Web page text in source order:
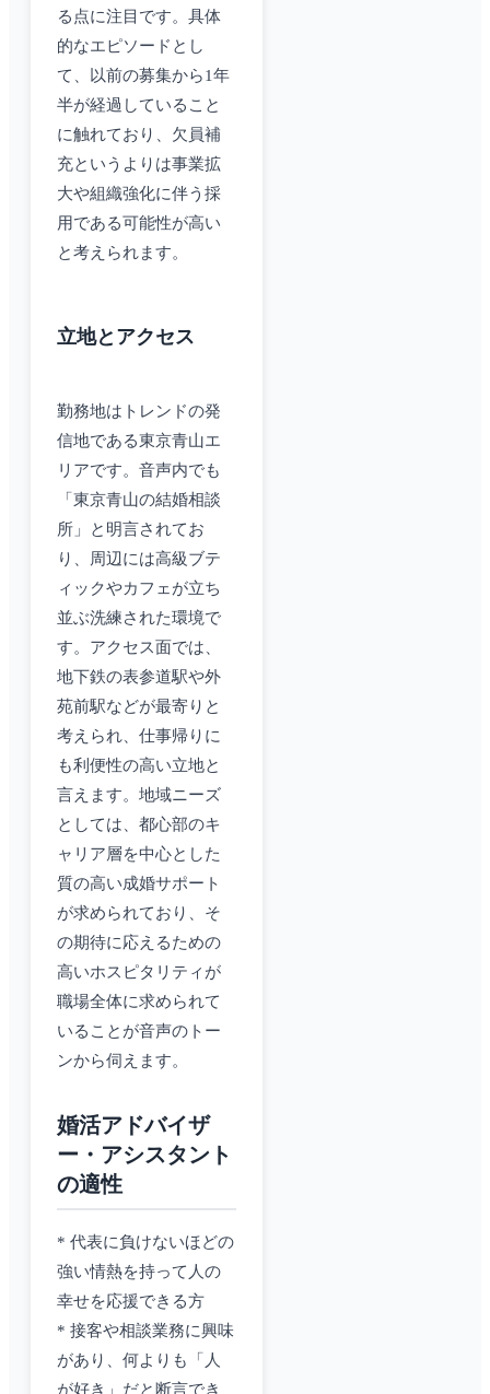
る点に注目です。具体
的なエピソードとし
て、以前の募集から1年
半が経過していること
に触れており、欠員補
充というよりは事業拡
大や組織強化に伴う採
用である可能性が高い
と考えられます。
立地とアクセス
勤務地はトレンドの発
信地である東京青山エ
リアです。音声内でも
「東京青山の結婚相談
所」と明言されてお
り、周辺には高級ブテ
ィックやカフェが立ち
並ぶ洗練された環境で
す。アクセス面では、
地下鉄の表参道駅や外
苑前駅などが最寄りと
考えられ、仕事帰りに
も利便性の高い立地と
言えます。地域ニーズ
としては、都心部のキ
ャリア層を中心とした
質の高い成婚サポート
が求められており、そ
の期待に応えるための
高いホスピタリティが
職場全体に求められて
いることが音声のトー
ンから伺えます。
婚活アドバイザ
ー・アシスタント
の適性
* 代表に負けないほどの
強い情熱を持って人の
幸せを応援できる方
* 接客や相談業務に興味
があり、何よりも「人
が好き」だと断言でき